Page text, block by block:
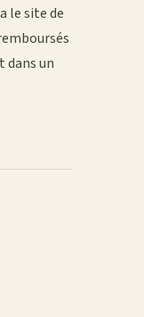
le site de
dans un